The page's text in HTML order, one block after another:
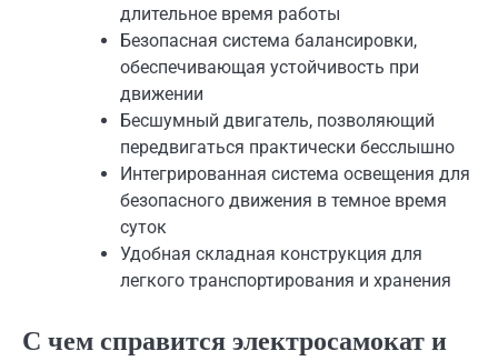
длительное время работы
Безопасная система балансировки,
обеспечивающая устойчивость при
движении
Бесшумный двигатель, позволяющий
передвигаться практически бесслышно
Интегрированная система освещения для
безопасного движения в темное время
суток
Удобная складная конструкция для
легкого транспортирования и хранения
С чем справится электросамокат и